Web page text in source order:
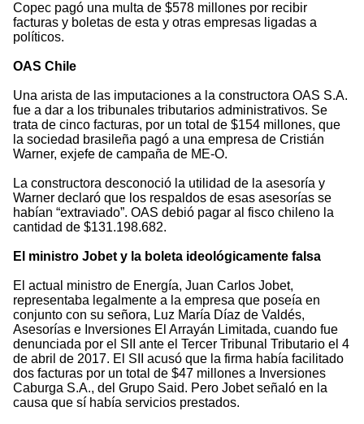
Copec pagó una multa de $578 millones por recibir
facturas y boletas de esta y otras empresas ligadas a
políticos.
OAS Chile
Una arista de las imputaciones a la constructora OAS S.A.
fue a dar a los tribunales tributarios administrativos. Se
trata de cinco facturas, por un total de $154 millones, que
la sociedad brasileña pagó a una empresa de Cristián
Warner, exjefe de campaña de ME-O.
La constructora desconoció la utilidad de la asesoría y
Warner declaró que los respaldos de esas asesorías se
habían “extraviado”. OAS debió pagar al fisco chileno la
cantidad de $131.198.682.
El ministro Jobet y la boleta ideológicamente falsa
El actual ministro de Energía, Juan Carlos Jobet,
representaba legalmente a la empresa que poseía en
conjunto con su señora, Luz María Díaz de Valdés,
Asesorías e Inversiones El Arrayán Limitada, cuando fue
denunciada por el SII ante el Tercer Tribunal Tributario el 4
de abril de 2017. El SII acusó que la firma había facilitado
dos facturas por un total de $47 millones a Inversiones
Caburga S.A., del Grupo Said. Pero Jobet señaló en la
causa que sí había servicios prestados.